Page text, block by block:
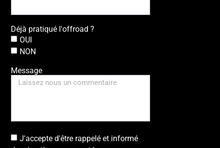
Déjà pratiqué l'offroad ?
OUI
NON
Message
J'accepte d'être rappelé et informé